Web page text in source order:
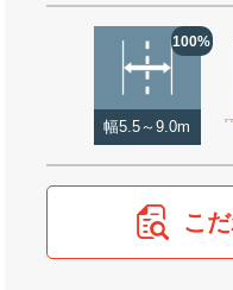
100%
幅5.5～9.0m
こ